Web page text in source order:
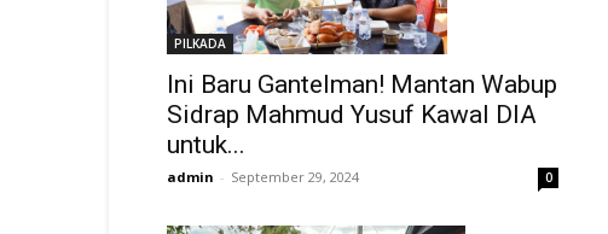
PILKADA
Ini Baru Gantelman! Mantan Wabup
Sidrap Mahmud Yusuf Kawal DIA
untuk...
admin - September 29, 2024 0